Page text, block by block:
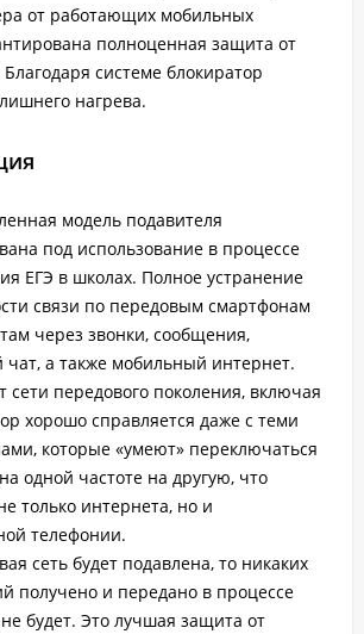
от работающих мобильных
полноценная защита от
системе блокиратор
нагрева.
модель подавителя
под использование в процессе
ЕГЭ в школах. Полное устранение
связи по передовым смартфонам
через звонки, сообщения,
чат, а также мобильный интернет.
сети передового поколения, включая
хорошо справляется даже с теми
которые «умеют» переключаться
одной частоте на другую, что
только интернета, но и
телефонии.
сеть будет подавлена, то никаких
получено и передано в процессе
будет. Это лучшая защита от